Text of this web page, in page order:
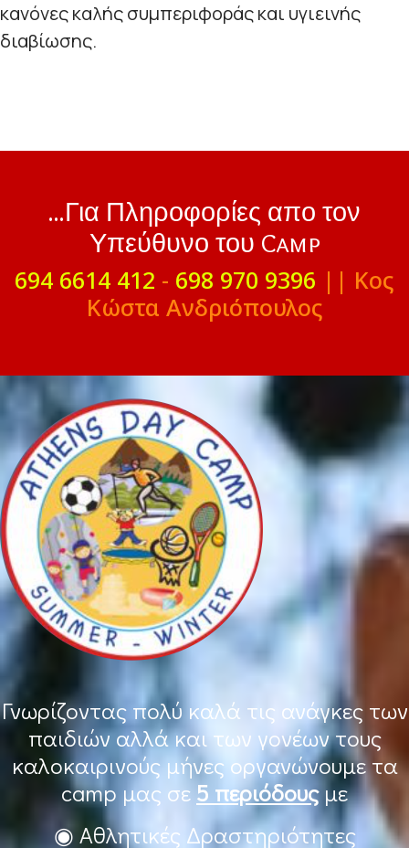
κανόνες καλής συμπεριφοράς και υγιεινής
διαβίωσης.
...Για Πληροφορίες απο τον
Υπεύθυνο του Camp
694 6614 412 - 698 970 9396 || Κος
Κώστα Ανδριόπουλος
Γνωρίζοντας πολύ καλά τις ανάγκες των
παιδιών αλλά και των γονέων τους
καλοκαιρινούς μήνες οργανώνουμε τα
camp μας σε 5 περιόδουςμε
◉ Αθλητικές Δραστηριότητες